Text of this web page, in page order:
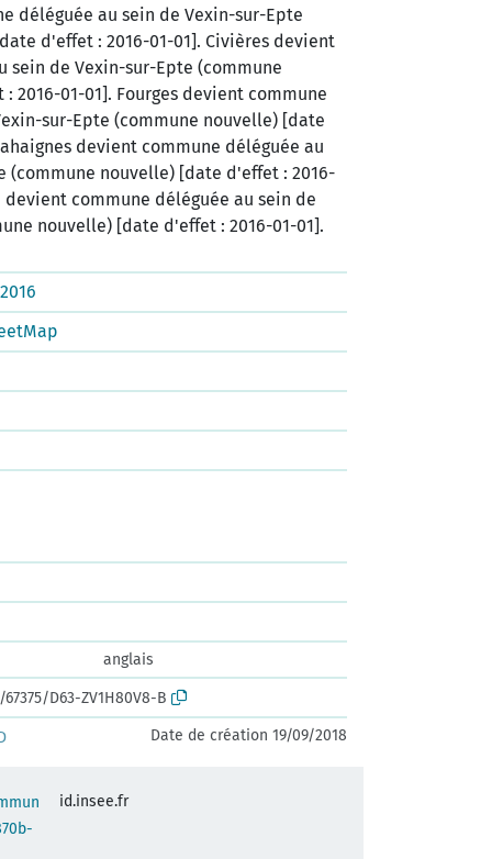
déléguée au sein de Vexin-sur-Epte
d'effet : 2016-01-01]. Civières devient
sein de Vexin-sur-Epte (commune
2016-01-01]. Fourges devient commune
sur-Epte (commune nouvelle) [date
devient commune déléguée au
(commune nouvelle) [date d'effet : 2016-
devient commune déléguée au sein de
nouvelle) [date d'effet : 2016-01-01].
anglais
D63-ZV1H80V8-B
Date de création 19/09/2018
id.insee.fr